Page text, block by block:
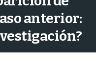
anterior: